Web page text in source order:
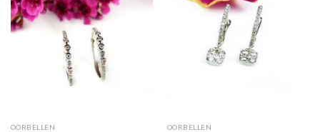
OORBELLEN OORBELLEN